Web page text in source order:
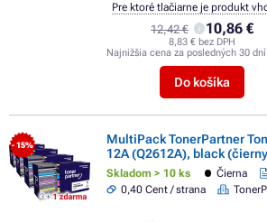
12,42 € 10,86 €
8,83 € bez DPH
Najnižšia cena za posledných 30
Do košíka
Pre ktoré tlačiarne je produkt
- 15%
MultiPack TonerPartner
12A (Q2612A), black
Skladom > 10 ks Čierna
0,40 Cent / strana